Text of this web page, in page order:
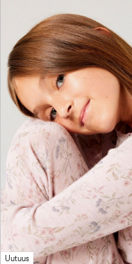
Uutuus